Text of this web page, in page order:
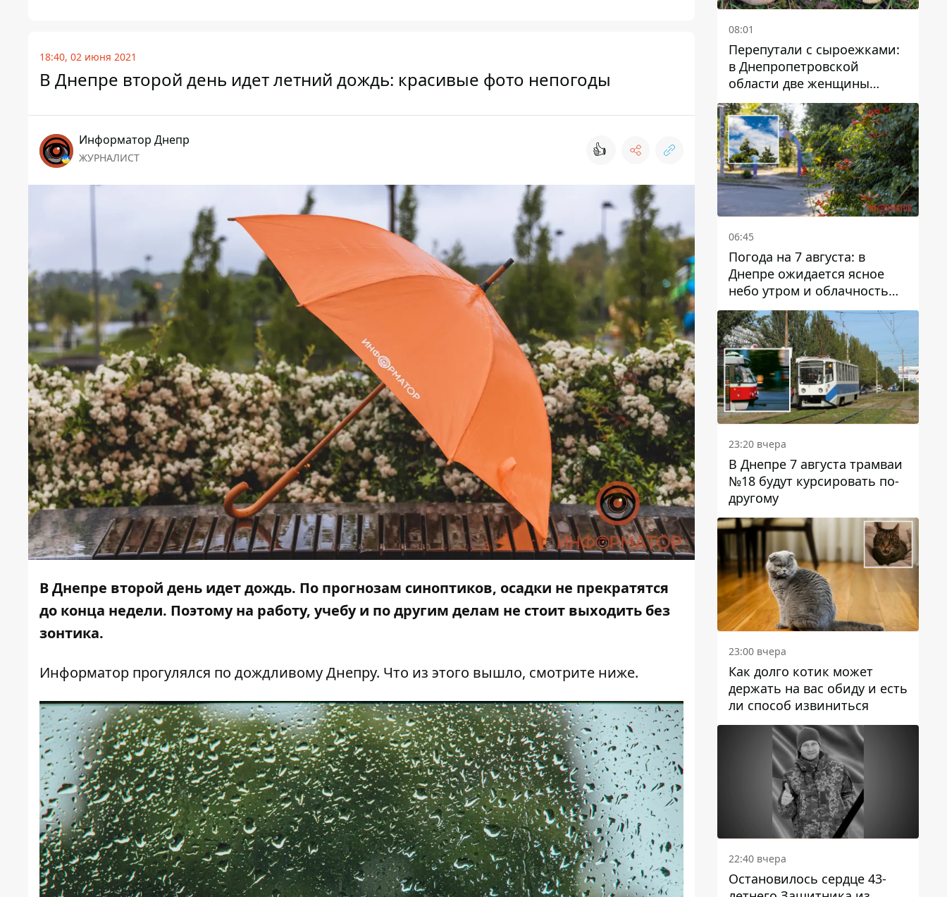
18:40, 02 июня 2021
В Днепре второй день идет летний дождь: красивые фото непогоды
Информатор Днепр
ЖУРНАЛИСТ 👍
В Днепре второй день идет дождь. По прогнозам синоптиков, осадки не прекратятся
до конца недели. Поэтому на работу, учебу и по другим делам не стоит выходить без
зонтика.
Информатор прогулялся по дождливому Днепру. Что из этого вышло, смотрите ниже.
08:01
Перепутали с сыроежками:
в Днепропетровской
области две женщины
отравились грибами
06:45
Погода на 7 августа: в
Днепре ожидается ясное
небо утром и облачность
после обеда
23:20 вчера
В Днепре 7 августа трамваи
№18 будут курсировать по-
другому
23:00 вчера
Как долго котик может
держать на вас обиду и есть
ли способ извиниться
22:40 вчера
Остановилось сердце 43-